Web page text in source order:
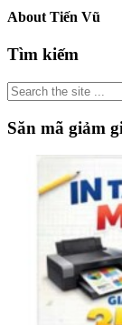
About Tiến Vũ
Primary
Sidebar
Tìm kiếm
Search
the
site
...
Săn mã giảm